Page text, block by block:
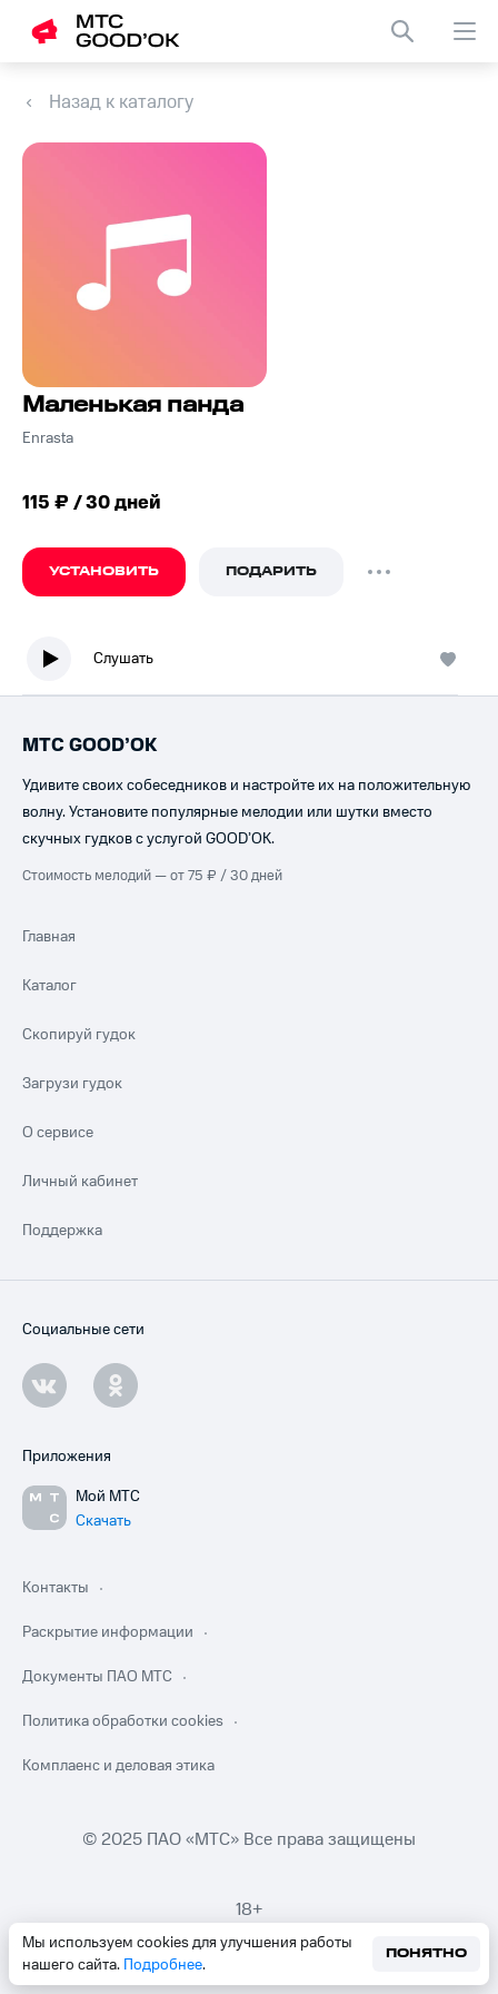
Назад к каталогу
Маленькая панда
Enrasta
115 ₽ / 30 дней
УСТАНОВИТЬ ПОДАРИТЬ
Слушать
Мы используем cookies для улучшения работы
нашего сайта. Подробнее.
ПОНЯТНО
МТС GOOD’OK
Удивите своих собеседников и настройте их на положительную
волну. Установите популярные мелодии или шутки вместо
скучных гудков с услугой GOOD’OK.
Стоимость мелодий — от 75 ₽ / 30 дней
Главная
Каталог
Скопируй гудок
Загрузи гудок
О сервисе
Личный кабинет
Поддержка
Социальные сети
Приложения
Мой МТС
Скачать
Контакты
Раскрытие информации
Документы ПАО МТС
Политика обработки cookies
Комплаенс и деловая этика
© 2025 ПАО «МТС» Все права защищены
18+